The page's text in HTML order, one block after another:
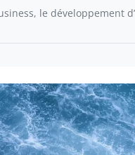
le développement